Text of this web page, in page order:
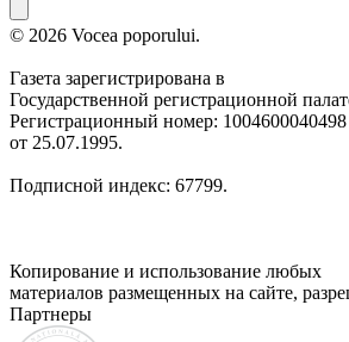
© 2026 Vocea poporului.
Газета зарегистрирована в
Государственной регистрационной
Регистрационный номер: 1004600040498
от 25.07.1995.
Подписной индекс: 67799.
Копирование и использование любых
материалов размещенных на сайте,
Партнеры